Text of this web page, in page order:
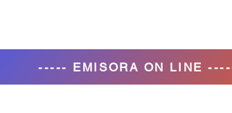
----- EMISORA ON LINE